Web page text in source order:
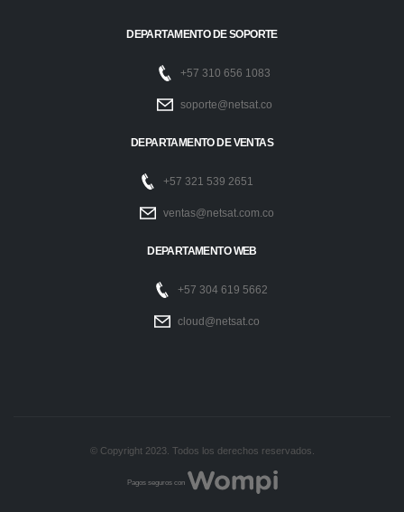
DEPARTAMENTO DE SOPORTE
+57 310 656 1083
soporte@netsat.co
DEPARTAMENTO DE VENTAS
+57 321 539 2651
ventas@netsat.com.co
DEPARTAMENTO WEB
+57 304 619 5662
cloud@netsat.co
© Copyright 2023. Todos los derechos reservados.
Pagos seguros con